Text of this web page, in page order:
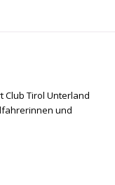
Club Tirol Unterland
und